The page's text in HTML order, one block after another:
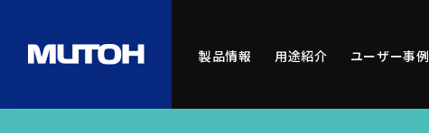
製品情報 用途紹介 ユーザー事例